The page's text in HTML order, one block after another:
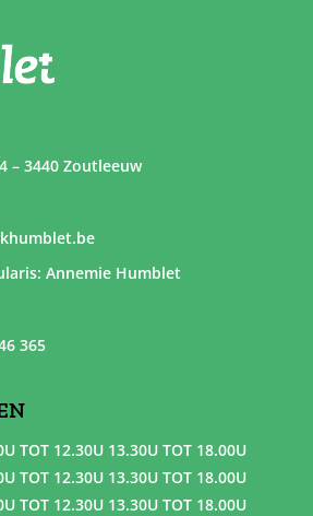
– 3440 Zoutleeuw
Annemie Humblet
365
TOT 12.30U 13.30U TOT 18.00U
TOT 12.30U 13.30U TOT 18.00U
TOT 12.30U 13.30U TOT 18.00U